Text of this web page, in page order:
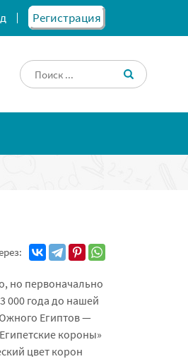
Регистрация
но первоначально
000 года до нашей
Египтов —
короны»
цвет корон